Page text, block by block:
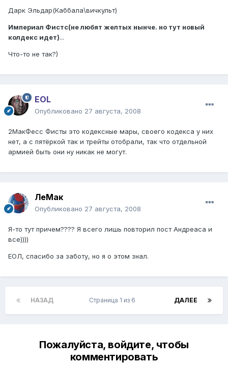
Дарк Эльдар(Каббала\вичкульт)
Империал Фистс(не любят желтых нынче. но тут новый
колдекс идет)...
Что-то не так?)
EOL
Опубликовано 27 августа, 2008
2МакФесс Фисты это кодексные мары, своего кодекса у них
нет, а с пятёркой так и трейты отобрали, так что отдельной
армией быть они ну никак не могут.
ЛеМак
Опубликовано 27 августа, 2008
Я-то тут причем???? Я всего лишь повторил пост Андреаса и
все))))
ЕОЛ, спасибо за заботу, но я о этом знал.
НАЗАД ДАЛЕЕ
Страница 1 из 6
Пожалуйста, войдите, чтобы
комментировать